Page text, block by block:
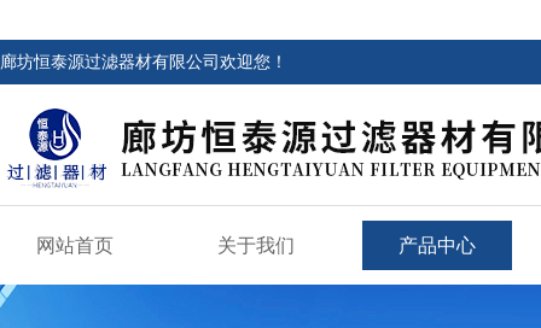
廊坊恒泰源过滤器材有限公司欢迎您！
网站首页 关于我们 产品中心